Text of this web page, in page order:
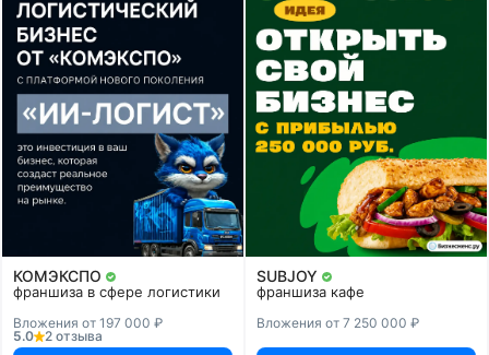
КОМЭКСПО
франшиза в сфере логистики
Вложения от 197 000 ₽
5.0
2 отзыва
SUBJOY
франшиза кафе
Вложения от 7 250 000 ₽